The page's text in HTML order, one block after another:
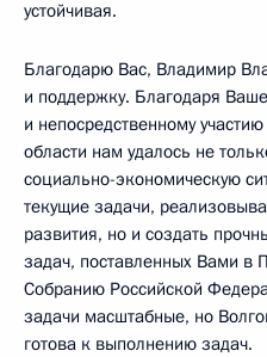
устойчивая.
Благодарю Вас, Владимир
и поддержку. Благодаря
и непосредственному
области нам удалось не
социально-экономическую
текущие задачи,
развития, но и создать
задач, поставленных Вами в
Собранию Российской
задачи масштабные, но
готова к выполнению задач.